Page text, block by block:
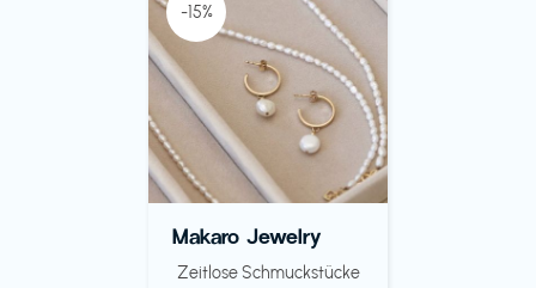
-15%
Makaro Jewelry
Zeitlose Schmuckstücke